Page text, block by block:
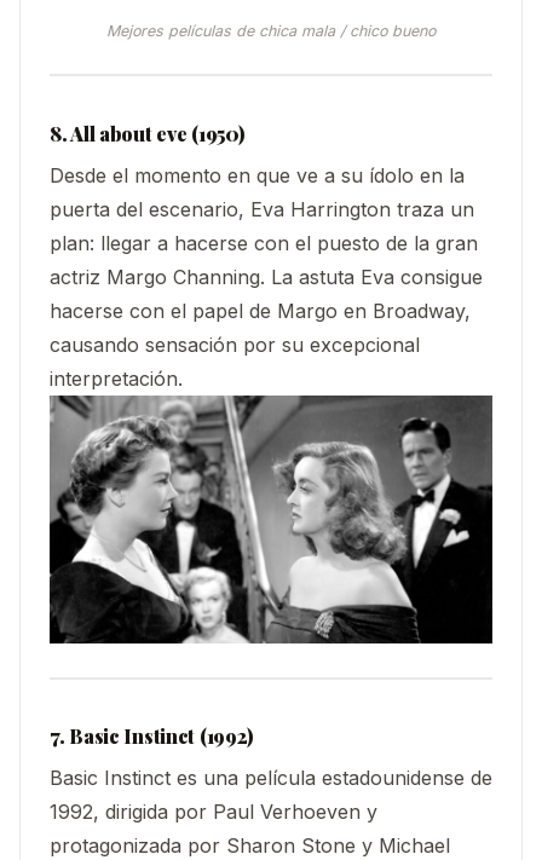
Mejores películas de chica mala / chico bueno
8. All about eve (1950)
Desde el momento en que ve a su ídolo en la
puerta del escenario, Eva Harrington traza un
plan: llegar a hacerse con el puesto de la gran
actriz Margo Channing. La astuta Eva consigue
hacerse con el papel de Margo en Broadway,
causando sensación por su excepcional
interpretación.
7. Basic Instinct (1992)
Basic Instinct es una película estadounidense de
1992, dirigida por Paul Verhoeven y
protagonizada por Sharon Stone y Michael